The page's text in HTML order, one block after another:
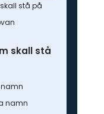
stå på
skall stå
namn
namn